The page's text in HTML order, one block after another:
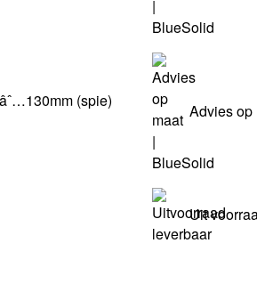
(spie)
Advies op
Uit